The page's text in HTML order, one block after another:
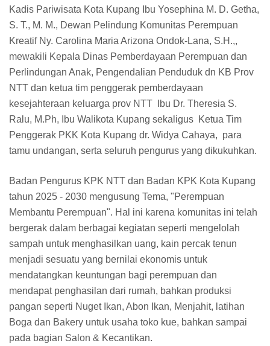
Kadis Pariwisata Kota Kupang Ibu Yosephina M. D. Getha,
S. T., M. M., Dewan Pelindung Komunitas Perempuan
Kreatif Ny. Carolina Maria Arizona Ondok-Lana, S.H.,,
mewakili Kepala Dinas Pemberdayaan Perempuan dan
Perlindungan Anak, Pengendalian Penduduk dn KB Prov
NTT dan ketua tim penggerak pemberdayaan
kesejahteraan keluarga prov NTT Ibu Dr. Theresia S.
Ralu, M.Ph, Ibu Walikota Kupang sekaligus Ketua Tim
Penggerak PKK Kota Kupang dr. Widya Cahaya, para
tamu undangan, serta seluruh pengurus yang dikukuhkan.
Badan Pengurus KPK NTT dan Badan KPK Kota Kupang
tahun 2025 - 2030 mengusung Tema, "Perempuan
Membantu Perempuan". Hal ini karena komunitas ini telah
bergerak dalam berbagai kegiatan seperti mengelolah
sampah untuk menghasilkan uang, kain percak tenun
menjadi sesuatu yang bernilai ekonomis untuk
mendatangkan keuntungan bagi perempuan dan
mendapat penghasilan dari rumah, bahkan produksi
pangan seperti Nuget Ikan, Abon Ikan, Menjahit, latihan
Boga dan Bakery untuk usaha toko kue, bahkan sampai
pada bagian Salon & Kecantikan.